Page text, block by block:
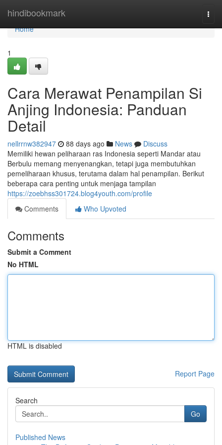
hindibookmark
Home
Home
1
Cara Merawat Penampilan Si
Anjing Indonesia: Panduan
Detail
nellrrnw382947 88 days ago News
Discuss
Memiliki hewan peliharaan ras Indonesia seperti Mandar atau
Berbulu memang menyenangkan, tetapi juga membutuhkan
pemeliharaan khusus, terutama dalam hal penampilan. Berikut
beberapa cara penting untuk menjaga tampilan
https://zoebhss301724.blog4youth.com/profile
Comments
Who Upvoted
Comments
Submit a Comment
No HTML
HTML is disabled
Report Page
Search
Go
Published News